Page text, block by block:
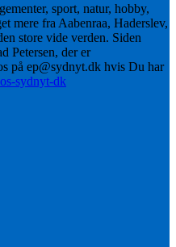
sport, natur, hobby,
mere fra Aabenraa, Haderslev,
store vide verden. Siden
Petersen, der er
på ep@sydnyt.dk hvis Du har
sydnyt-dk